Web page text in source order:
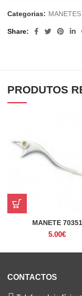
Categorias:
Share
PRODUTOS
MANETE 70351
5.00€
CONTACTOS